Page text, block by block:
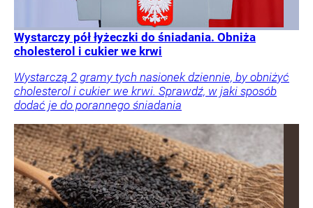
Wystarczy pół łyżeczki do śniadania. Obniża
cholesterol i cukier we krwi
Wystarczą 2 gramy tych nasionek dziennie, by obniżyć
cholesterol i cukier we krwi. Sprawdź, w jaki sposób
dodać je do porannego śniadania